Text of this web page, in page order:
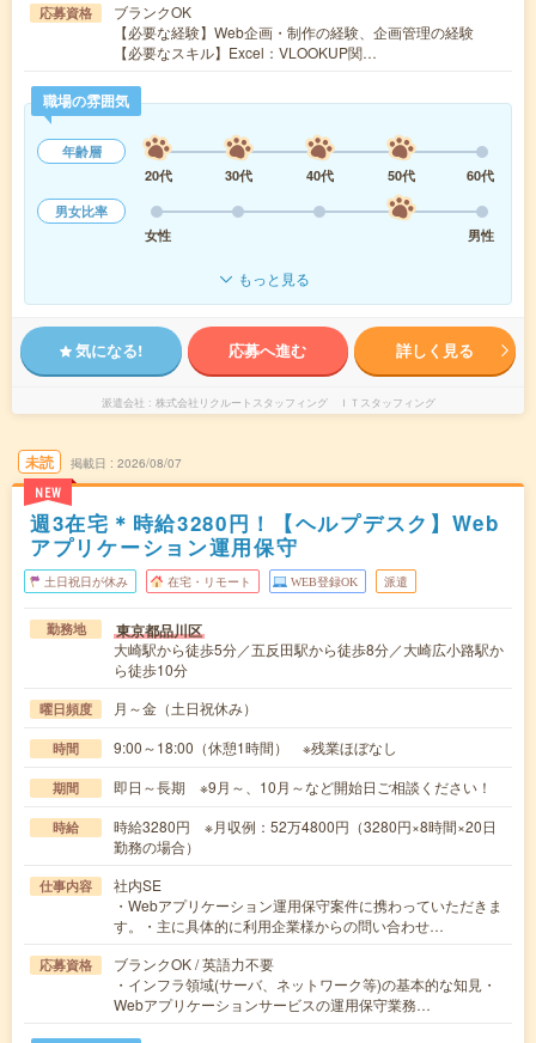
応募資格
ブランクOK
【必要な経験】Web企画・制作の経験、企画管理の経験
【必要なスキル】Excel：VLOOKUP関…
職場の雰囲気
年齢層
20代
30代 40代 50代
60代
男女比率
女性
男性
もっと見る
気になる! 応募へ進む 詳しく見る
派遣会社 株式会社リクルートスタッフィング ＩＴスタッフィング
未読
NEW
掲載日 2026/08/07
週3在宅＊時給3280円！【ヘルプデスク】Web
アプリケーション運用保守
土日祝日が休み 在宅・リモート WEB登録OK 派遣
勤務地 東京都品川区
大崎駅から徒歩5分／五反田駅から徒歩8分／大崎広小路駅か
ら徒歩10分
曜日頻度 月～金（土日祝休み）
時間 9:00～18:00（休憩1時間） ※残業ほぼなし
期間 即日～長期 ※9月～、10月～など開始日ご相談ください！
時給
時給3280円 ※月収例：52万4800円（3280円×8時間×20日
勤務の場合）
仕事内容
社内SE
・Webアプリケーション運用保守案件に携わっていただきま
す。・主に具体的に利用企業様からの問い合わせ…
応募資格
ブランクOK / 英語力不要
・インフラ領域(サーバ、ネットワーク等)の基本的な知見・
Webアプリケーションサービスの運用保守業務…